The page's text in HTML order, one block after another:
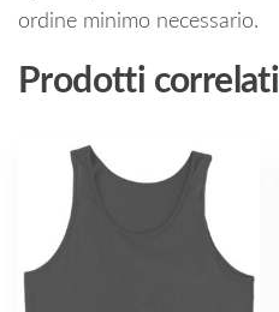
ordine minimo necessario.
Prodotti correlati
Questo
varianti.
Le